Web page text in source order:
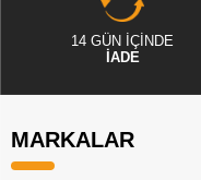
14 GÜN İÇİNDE
İADE
MARKALAR